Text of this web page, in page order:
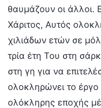
θαυμάζουν οι άλλοι.
Χάριτος, Αυτός
χιλιάδων ετών σε
τρία έτη Του στη
στη γη για να
ολοκληρώνει το
ολόκληρης εποχής